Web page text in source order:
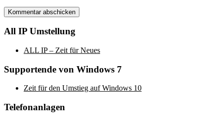
All IP Umstellung
ALL IP – Zeit für Neues
Supportende von Windows 7
Zeit für den Umstieg auf Windows 10
Telefonanlagen